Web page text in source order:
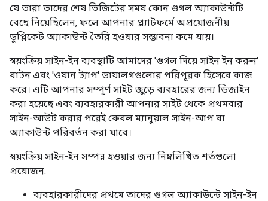
যে তারা তাদের শেষ ভিজিটের সময় কোন গুগল অ্যাকাউন্টটি
বেছে নিয়েছিলেন, ফলে আপনার প্ল্যাটফর্মে অপ্রয়োজনীয়
ডুপ্লিকেট অ্যাকাউন্ট তৈরি হওয়ার সম্ভাবনা কমে যায়।
স্বয়ংক্রিয় সাইন-ইন ব্যবস্থাটি আমাদের 'গুগল দিয়ে সাইন ইন করুন'
বাটন এবং 'ওয়ান ট্যাপ' ডায়ালগগুলোর পরিপূরক হিসেবে কাজ
করে। এটি আপনার সম্পূর্ণ সাইট জুড়ে ব্যবহারের জন্য ডিজাইন
করা হয়েছে এবং ব্যবহারকারী আপনার সাইট থেকে প্রথমবার
সাইন-আউট করার পরেই কেবল ম্যানুয়াল সাইন-আপ বা
অ্যাকাউন্ট পরিবর্তন করা যাবে।
স্বয়ংক্রিয় সাইন-ইন সম্পন্ন হওয়ার জন্য নিম্নলিখিত শর্তগুলো
প্রয়োজন:
ব্যবহারকারীদের প্রথমে তাদের গুগল অ্যাকাউন্টে সাইন-ইন